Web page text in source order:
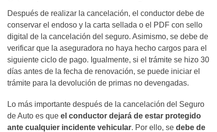
Después de realizar la cancelación, el conductor debe de
conservar el endoso y la carta sellada o el PDF con sello
digital de la cancelación del seguro. Asimismo, se debe de
verificar que la aseguradora no haya hecho cargos para el
siguiente ciclo de pago. Igualmente, si el trámite se hizo 30
días antes de la fecha de renovación, se puede iniciar el
trámite para la devolución de primas no devengadas.
Lo más importante después de la cancelación del Seguro
de Auto es que el conductor dejará de estar protegido
ante cualquier incidente vehicular. Por ello, se debe de